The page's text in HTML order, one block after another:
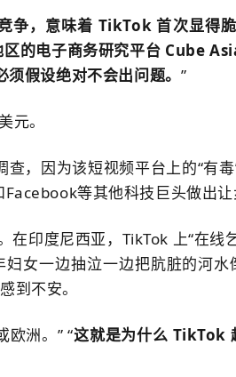
争，意味着 TikTok 首次显得脆
区的电子商务研究平台 Cube
假设绝对不会出问题。 ”
元。
，因为该短视频平台上的“有毒
等其他科技巨头做出让
在印度尼西亚，TikTok 上“在线
女一边抽泣一边把肮脏的河水
到不安。
欧洲。” “这就是为什么 TikTok